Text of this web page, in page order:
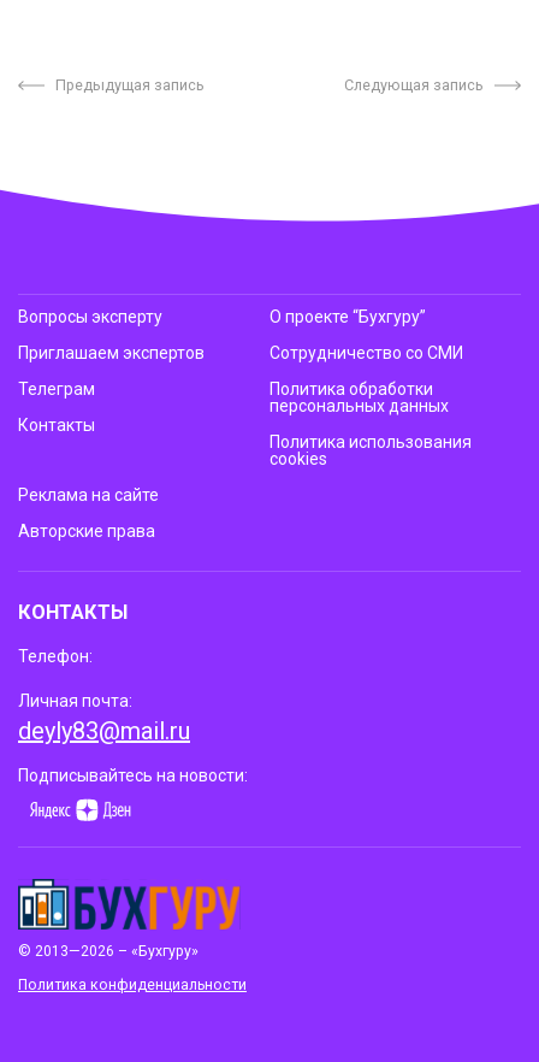
Предыдущая запись Следующая запись
© 2013—2026 – «Бухгуру»
Политика конфиденциальности
Вопросы эксперту
Приглашаем экспертов
Телеграм
Контакты
О проекте “Бухгуру”
Сотрудничество со СМИ
Политика обработки
персональных данных
Политика использования
cookies
Реклама на сайте
Авторские права
КОНТАКТЫ
Телефон:
Личная почта:
deyly83@mail.ru
Подписывайтесь на новости: